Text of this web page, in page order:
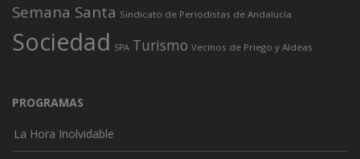
Semana Santa Sindicato de Periodistas de Andalucía
Sociedad SPA Turismo Vecinos de Priego y Aldeas
PROGRAMAS
La Hora Inolvidable